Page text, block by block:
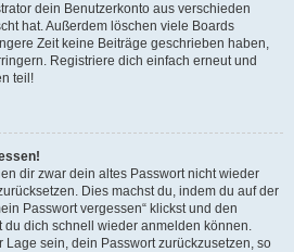
dein Benutzerkonto aus verschieden
hat. Außerdem löschen viele Boards
Zeit keine Beiträge geschrieben haben,
Registriere dich einfach erneut und
teil!
dir zwar dein altes Passwort nicht wieder
Dies machst du, indem du auf der
Passwort vergessen“ klickst und den
du dich schnell wieder anmelden können.
Lage sein, dein Passwort zurückzusetzen, so